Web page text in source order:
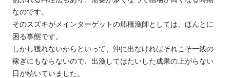
なのです。
そのスズキがメインターゲットの船橋漁師としては、ほんとに
困る事態です。
しかし獲れないからといって、沖に出なければそれこそ一銭の
稼ぎにもならないので、出漁してはたいした成果の上がらない
日が続いていました。